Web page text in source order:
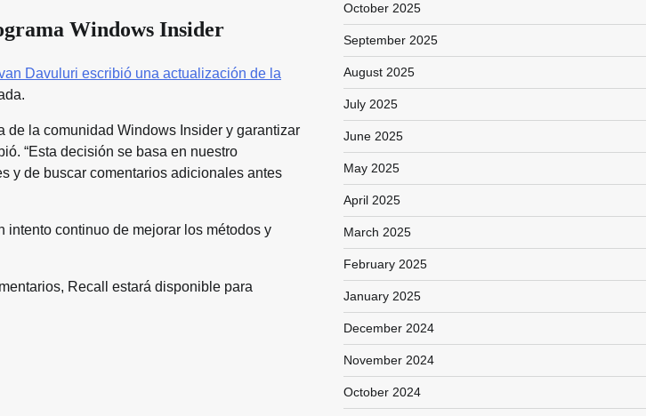
Windows Insider
Davuluri escribió una actualización de la
de la comunidad Windows Insider y garantizar
“Esta decisión se basa en nuestro
y de buscar comentarios adicionales antes
intento continuo de mejorar los métodos y
Recall estará disponible para
October 2025
September 2025
August 2025
July 2025
June 2025
May 2025
April 2025
March 2025
February 2025
January 2025
December 2024
November 2024
October 2024